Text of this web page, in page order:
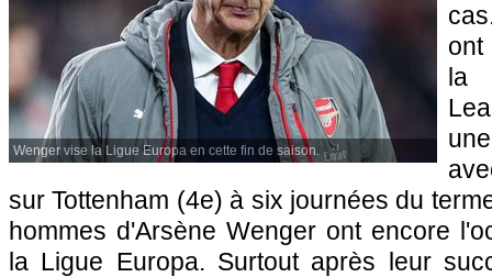
Wenger vise la Ligue Europa en cette fin de saison.
ont
la
sur Tottenham (4e) à six journées du
hommes d'Arsène Wenger ont encore
la Ligue Europa. Surtout après leur